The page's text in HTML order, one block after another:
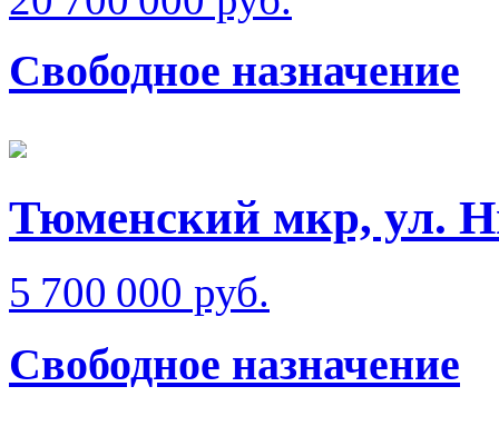
Свободное назначение
Тюменский мкр, ул.
5 700 000 руб.
Свободное назначение